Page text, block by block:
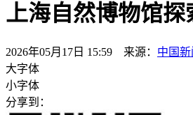
上海自然博物馆探
2026年05月17日 15:59 来源： 中国新
大字体
小字体
分享到：